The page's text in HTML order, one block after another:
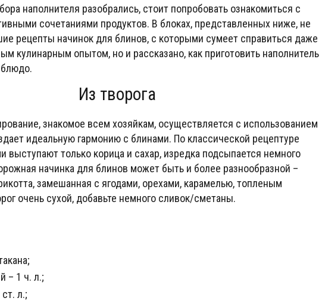
наполнителя разобрались, стоит попробовать ознакомиться с
сочетаниями продуктов. В блоках, представленных ниже, не
рецепты начинок для блинов, с которыми сумеет справиться даже
кулинарным опытом, но и рассказано, как приготовить наполнитель
Из творога
знакомое всем хозяйкам, осуществляется с использованием
идеальную гармонию с блинами. По классической рецептуре
выступают только корица и сахар, изредка подсыпается немного
начинка для блинов может быть и более разнообразной –
замешанная с ягодами, орехами, карамелью, топленым
очень сухой, добавьте немного сливок/сметаны.
– 1 ч. л.;
л.;